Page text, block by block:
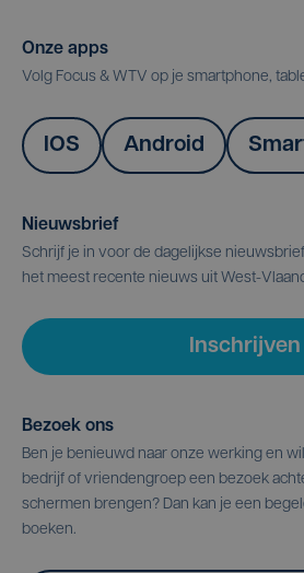
Onze apps
Volg Focus & WTV op je smartphone,
IOS Android
Nieuwsbrief
Schrijf je in voor de dagelijkse
het meest recente nieuws uit West-
Inschrijven
Bezoek ons
Ben je benieuwd naar onze werking en
bedrijf of vriendengroep een bezoek
schermen brengen? Dan kan je een
boeken.